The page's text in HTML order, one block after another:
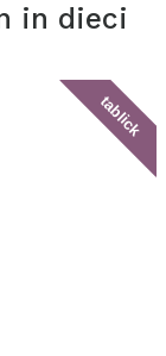
in dieci
tablick